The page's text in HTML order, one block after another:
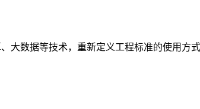
大数据等技术，重新定义工程标准的使用方式